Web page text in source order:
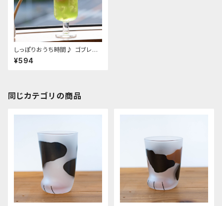
しっぽりおうち時間♪ ゴブレット
S(高さ:10.3cm、口径:6.3cm)
[イタリア製］
¥594
同じカテゴリの商品